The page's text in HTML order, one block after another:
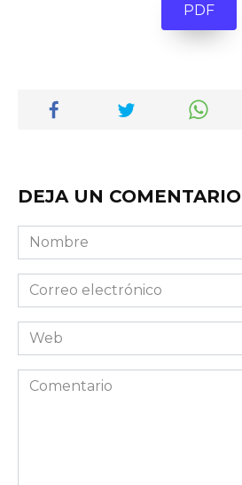
PDF
DEJA UN COMENTARIO
Nombre
Correo
electrónico
Web
Comentario